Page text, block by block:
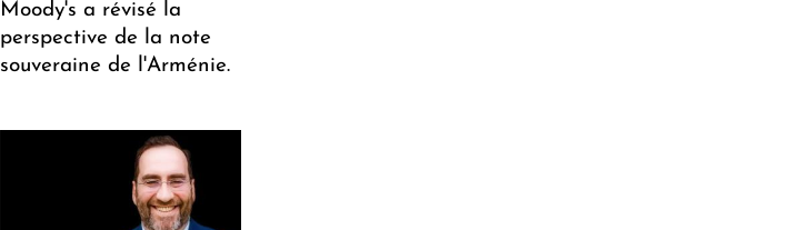
Moody's a révisé la
perspective de la note
souveraine de l'Arménie.